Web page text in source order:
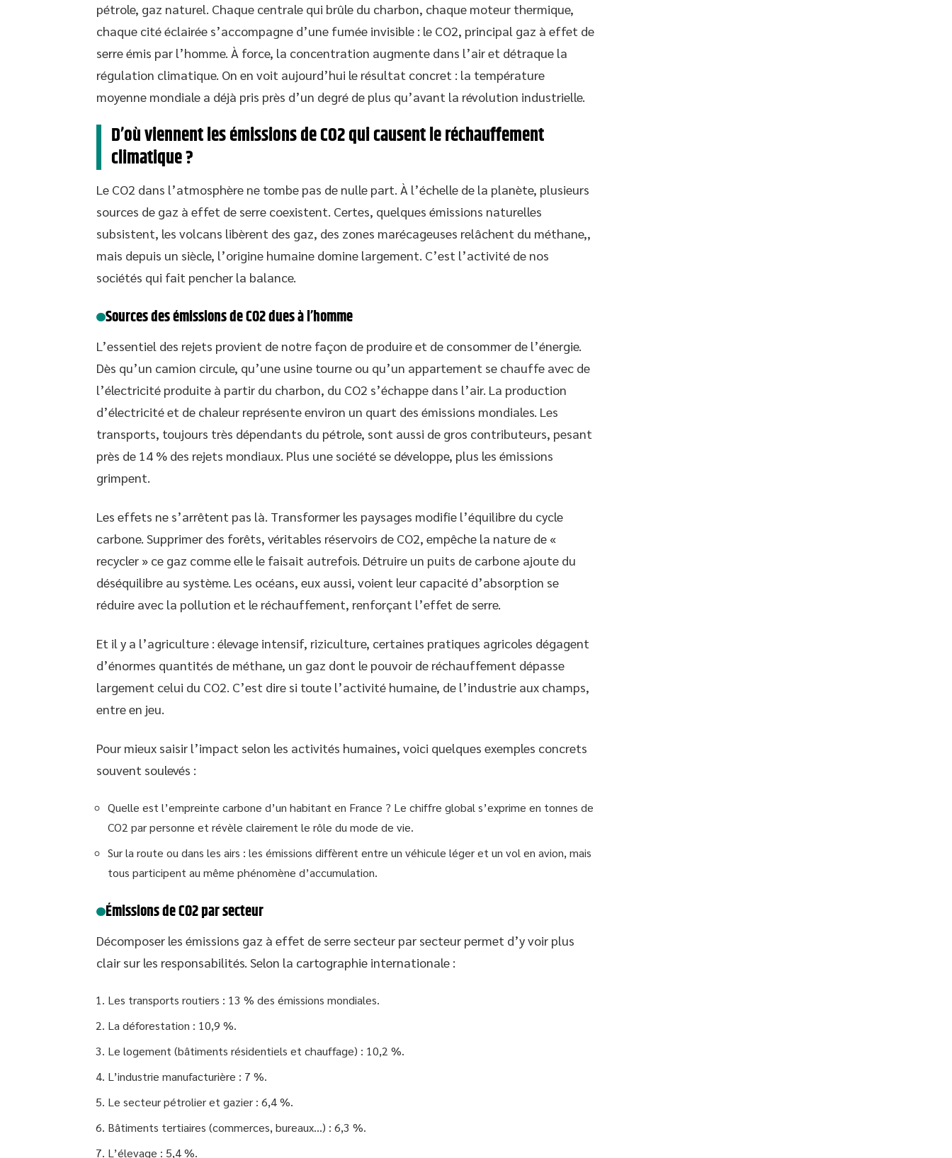
pétrole, gaz naturel. Chaque centrale qui brûle du charbon, chaque moteur thermique,
chaque cité éclairée s’accompagne d’une fumée invisible : le CO2, principal gaz à effet de
serre émis par l’homme. À force, la concentration augmente dans l’air et détraque la
régulation climatique. On en voit aujourd’hui le résultat concret : la température
moyenne mondiale a déjà pris près d’un degré de plus qu’avant la révolution industrielle.
D’où viennent les émissions de CO2 qui causent le réchauffement
climatique ?
Le CO2 dans l’atmosphère ne tombe pas de nulle part. À l’échelle de la planète, plusieurs
sources de gaz à effet de serre coexistent. Certes, quelques émissions naturelles
subsistent, les volcans libèrent des gaz, des zones marécageuses relâchent du méthane,,
mais depuis un siècle, l’origine humaine domine largement. C’est l’activité de nos
sociétés qui fait pencher la balance.
Sources des émissions de CO2 dues à l’homme
L’essentiel des rejets provient de notre façon de produire et de consommer de l’énergie.
Dès qu’un camion circule, qu’une usine tourne ou qu’un appartement se chauffe avec de
l’électricité produite à partir du charbon, du CO2 s’échappe dans l’air. La production
d’électricité et de chaleur représente environ un quart des émissions mondiales. Les
transports, toujours très dépendants du pétrole, sont aussi de gros contributeurs, pesant
près de 14 % des rejets mondiaux. Plus une société se développe, plus les émissions
grimpent.
Les effets ne s’arrêtent pas là. Transformer les paysages modifie l’équilibre du cycle
carbone. Supprimer des forêts, véritables réservoirs de CO2, empêche la nature de «
recycler » ce gaz comme elle le faisait autrefois. Détruire un puits de carbone ajoute du
déséquilibre au système. Les océans, eux aussi, voient leur capacité d’absorption se
réduire avec la pollution et le réchauffement, renforçant l’effet de serre.
Et il y a l’agriculture : élevage intensif, riziculture, certaines pratiques agricoles dégagent
d’énormes quantités de méthane, un gaz dont le pouvoir de réchauffement dépasse
largement celui du CO2. C’est dire si toute l’activité humaine, de l’industrie aux champs,
entre en jeu.
Pour mieux saisir l’impact selon les activités humaines, voici quelques exemples concrets
souvent soulevés :
Quelle est l’empreinte carbone d’un habitant en France ? Le chiffre global s’exprime en tonnes de
CO2 par personne et révèle clairement le rôle du mode de vie.
Sur la route ou dans les airs : les émissions diffèrent entre un véhicule léger et un vol en avion, mais
tous participent au même phénomène d’accumulation.
Émissions de CO2 par secteur
Décomposer les émissions gaz à effet de serre secteur par secteur permet d’y voir plus
clair sur les responsabilités. Selon la cartographie internationale :
Les transports routiers : 13 % des émissions mondiales.
La déforestation : 10,9 %.
Le logement (bâtiments résidentiels et chauffage) : 10,2 %.
L’industrie manufacturière : 7 %.
Le secteur pétrolier et gazier : 6,4 %.
Bâtiments tertiaires (commerces, bureaux…) : 6,3 %.
L’élevage : 5,4 %.